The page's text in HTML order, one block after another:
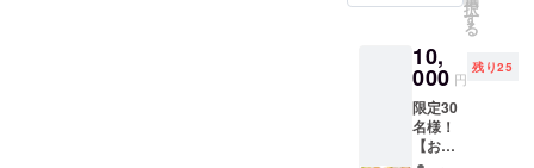
20
ら選
択） ※
その他
ご希望
は備考
欄へご
がある
場合は
備考欄
にお書
きくだ
さい
間指定
がある
場合は
備考欄
にお書
きくだ
※銚子産
ツの入
荷事情
によ
り、
2022年
2月のお
ぞれ３
回お届
けする
コース
です。
さら
に！感
択
す
る
10,
000 円
残り25
限定30
名様！
【お得